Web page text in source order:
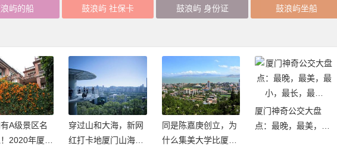
屿的船 鼓浪屿 社保卡 鼓浪屿 身份证 鼓浪屿坐船
大海，新网
厦门山海健
同是陈嘉庚创立，为
什么集美大学比厦大
厦门神奇公交大盘
点：最晚，最美，最
小，最长，最…
“闽南”一词的来源，